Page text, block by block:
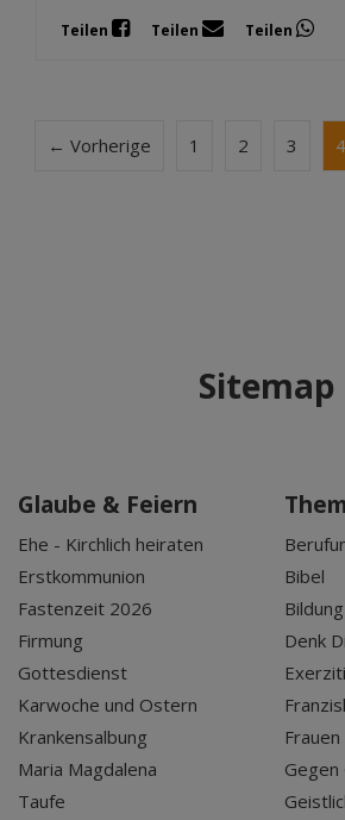
Teilen Teilen Teilen
← Vorherige 1 2 3 4
Sitemap
Glaube & Feiern
Ehe - Kirchlich heiraten
Erstkommunion
Fastenzeit 2026
Firmung
Gottesdienst
Karwoche und Ostern
Krankensalbung
Maria Magdalena
Taufe
Bibel
Denk
Gegen